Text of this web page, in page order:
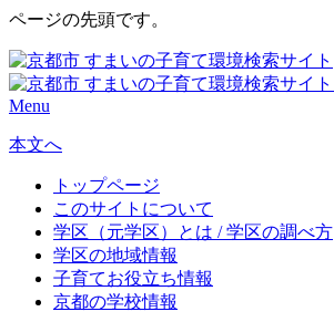
ページの先頭です。
Menu
本文へ
トップページ
このサイトについて
学区（元学区）とは / 学区の調べ方
学区の地域情報
子育てお役立ち情報
京都の学校情報